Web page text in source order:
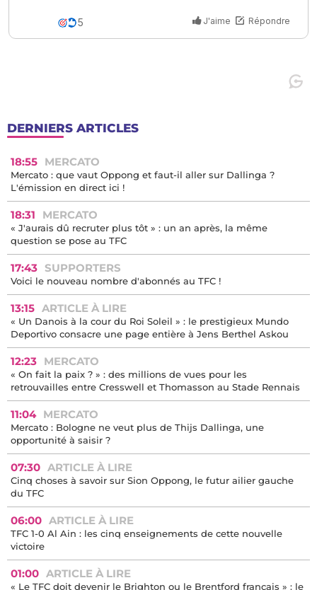
DERNIERS ARTICLES
18:55 MERCATO
Mercato : que vaut Oppong et faut-il aller sur Dallinga ?
L'émission en direct ici !
18:31 MERCATO
« J'aurais dû recruter plus tôt » : un an après, la même
question se pose au TFC
17:43 SUPPORTERS
Voici le nouveau nombre d'abonnés au TFC !
13:15 ARTICLE À LIRE
« Un Danois à la cour du Roi Soleil » : le prestigieux Mundo
Deportivo consacre une page entière à Jens Berthel Askou
12:23 MERCATO
« On fait la paix ? » : des millions de vues pour les
retrouvailles entre Cresswell et Thomasson au Stade Rennais
11:04 MERCATO
Mercato : Bologne ne veut plus de Thijs Dallinga, une
opportunité à saisir ?
07:30 ARTICLE À LIRE
Cinq choses à savoir sur Sion Oppong, le futur ailier gauche
du TFC
06:00 ARTICLE À LIRE
TFC 1-0 Al Ain : les cinq enseignements de cette nouvelle
victoire
01:00 ARTICLE À LIRE
« Le TFC doit devenir le Brighton ou le Brentford français » : le